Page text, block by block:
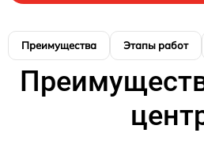
Преимущества Этапы работ